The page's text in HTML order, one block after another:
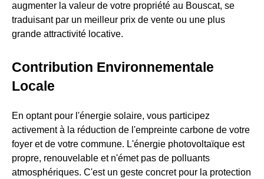
augmenter la valeur de votre propriété au Bouscat, se
traduisant par un meilleur prix de vente ou une plus
grande attractivité locative.
Contribution Environnementale
Locale
En optant pour l'énergie solaire, vous participez
activement à la réduction de l'empreinte carbone de votre
foyer et de votre commune. L'énergie photovoltaïque est
propre, renouvelable et n'émet pas de polluants
atmosphériques. C'est un geste concret pour la protection